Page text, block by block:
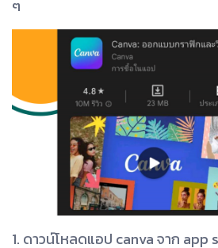
ๆ
1. ดาวน์โหลดแอป canva จาก app